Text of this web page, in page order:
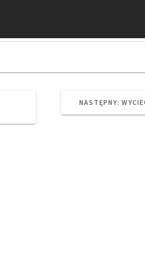
NASTĘPNY: NEXT